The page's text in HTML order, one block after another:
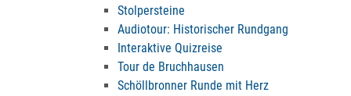
Stolpersteine
Audiotour: Historischer Rundgang
Interaktive Quizreise
Tour de Bruchhausen
Schöllbronner Runde mit Herz